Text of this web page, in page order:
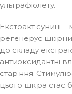
ультрафіолету.
Екстракт суниці –
регенерує
до складу
антиоксидантні
старіння.
цього шкіра